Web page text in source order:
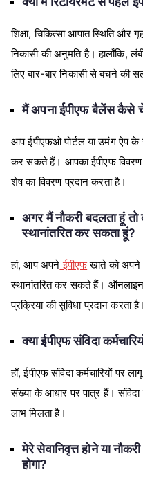
शिक्षा, चिकित्सा आपात स्थिति
निकासी की अनुमति है। हालाँकि,
लिए बार-बार निकासी से बचने की
मैं अपना ईपीएफ बैलेंस कैसे
आप ईपीएफओ पोर्टल या उमंग ऐप
कर सकते हैं। आपका ईपीएफ विवरण
शेष का विवरण प्रदान करता है।
अगर मैं नौकरी बदलता हूं तो
स्थानांतरित कर सकता हूं?
हां, आप अपने ईपीएफखाते को अपने
स्थानांतरित कर सकते हैं। ऑनलाइन
प्रक्रिया की सुविधा प्रदान करता है।
क्या ईपीएफ संविदा
हाँ, ईपीएफ संविदा कर्मचारियों पर
संख्या के आधार पर पात्र हैं। संविदा
लाभ मिलता है।
मेरे सेवानिवृत्त होने या
होगा?